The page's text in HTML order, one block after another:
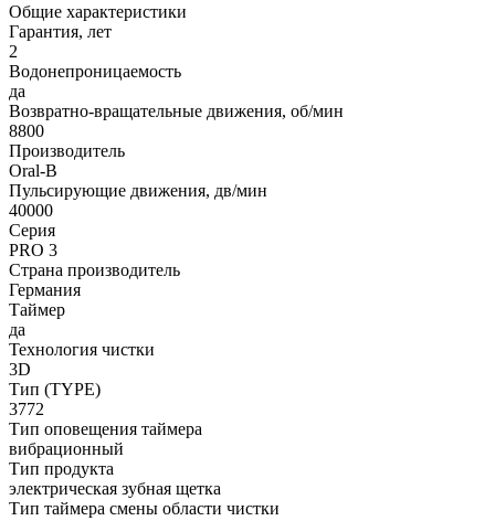
Общие характеристики
Гарантия, лет
2
Водонепроницаемость
да
Возвратно-вращательные движения, об/мин
8800
Производитель
Oral-B
Пульсирующие движения, дв/мин
40000
Серия
PRO 3
Страна производитель
Германия
Таймер
да
Технология чистки
3D
Тип (TYPE)
3772
Тип оповещения таймера
вибрационный
Тип продукта
электрическая зубная щетка
Тип таймера смены области чистки